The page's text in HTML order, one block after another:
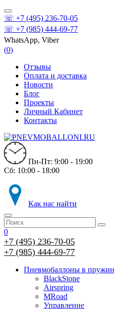
☏ +7 (495) 236-70-05
☏ +7 (985) 444-69-77
WhatsApp, Viber
(0)
Отзывы
Оплата и доставка
Новости
Блог
Проекты
Личный Кабинет
Контакты
Пн-Пт: 9:00 - 19:00
Сб: 10:00 - 18:00
Как нас найти
0
+7 (495) 236-70-05
+7 (985) 444-69-77
Пневмобаллоны в
BlackStone
Airspring
MRoad
Управление